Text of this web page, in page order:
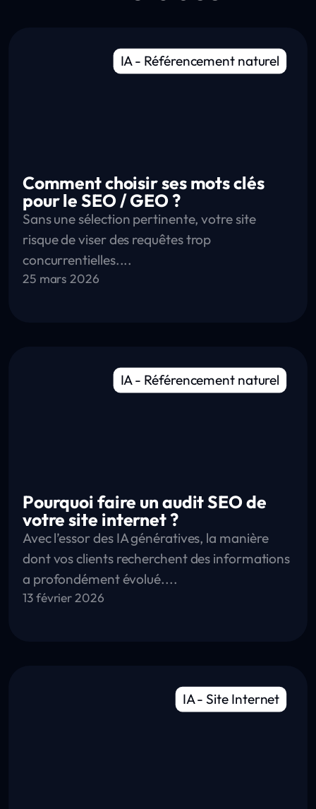
IA- Référencement naturel
Comment choisir ses mots clés
pour le SEO / GEO ?
Sans une sélection pertinente, votre site
risque de viser des requêtes trop
concurrentielles....
25 mars 2026
IA- Référencement naturel
Pourquoi faire un audit SEO de
votre site internet ?
Avec l’essor des IA génératives, la manière
dont vos clients recherchent des informations
a profondément évolué....
13 février 2026
IA- Site Internet